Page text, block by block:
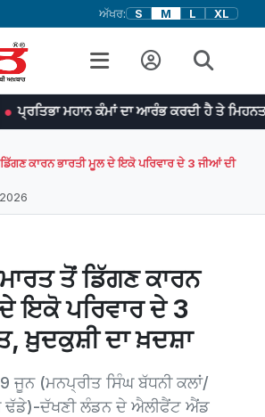
ਅੱਖਰ: S M L XL
ਕੰਮਾਂ ਦਾ ਆਰੰਭ ਕਰਦੀ ਹੈ ਤੇ ਮਿਹਨਤ ਉਨ੍ਹਾਂ ਨੂੰ ਨੇਪਰੇ
ਕਾਰਨ ਭਾਰਤੀ ਮੂਲ ਦੇ ਇਕੋ ਪਰਿਵਾਰ ਦੇ 3 ਜੀਆਂ ਦੀ
ਤੋਂ ਡਿੱਗਣ ਕਾਰਨ
ਇਕੋ ਪਰਿਵਾਰ ਦੇ 3
ਖ਼ੁਦਕੁਸ਼ੀ ਦਾ ਖ਼ਦਸ਼ਾ
ਜੂਨ (ਮਨਪ੍ਰੀਤ ਸਿੰਘ ਬੱਧਨੀ ਕਲਾਂ/
ਢੱਡੇ)-ਦੱਖਣੀ ਲੰਡਨ ਦੇ ਐਲੀਫੈਂਟ ਐਂਡ